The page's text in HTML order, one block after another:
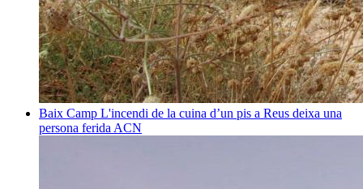
Baix Camp L'incendi de la cuina d’un pis a Reus deixa una
persona ferida ACN